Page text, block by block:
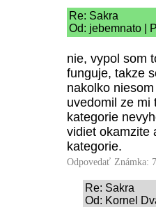
Re: Sakra
Od: jebemnato |
nie, vypol som
funguje, takze
nakolko
uvedomil ze mi
kategorie
vidiet okamzite
kategorie.
Odpovedať Známka:
Re: Sakra
Od: Kornel